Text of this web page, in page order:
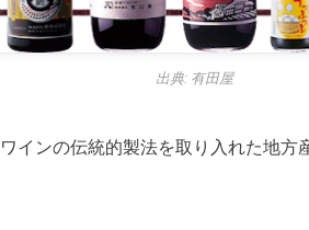
出典: 有田屋
インの伝統的製法を取り入れた地方